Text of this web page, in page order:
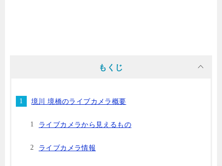
もくじ
境川 境橋のライブカメラ概要
ライブカメラから見えるもの
ライブカメラ情報